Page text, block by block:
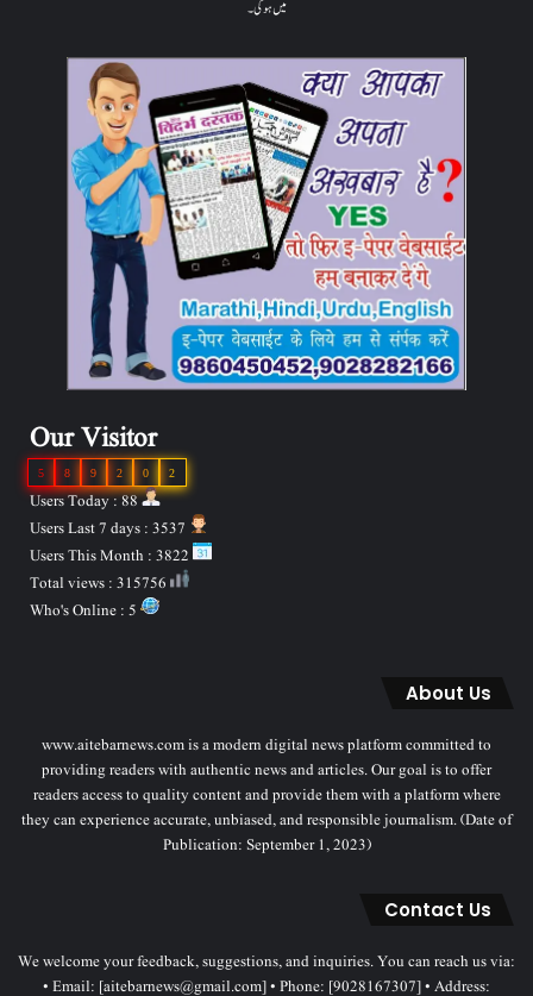
میں ہوگی۔
Our Visitor
2
0
2
9
8
5
Users Today : 88
About Us
www.aitebarnews.com is a modern digital news platform committed to
providing readers with authentic news and articles. Our goal is to offer
readers access to quality content and provide them with a platform where
they can experience accurate, unbiased, and responsible journalism. (Date of
Publication: September 1, 2023)
Contact Us
We welcome your feedback, suggestions, and inquiries. You can reach us via:
• Email: [aitebarnews@gmail.com] • Phone: [9028167307] • Address: